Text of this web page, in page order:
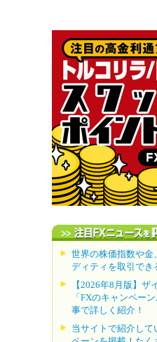
世界の株価指数や金
ディティを取引でき
【2026年8月版】ザ
「FXのキャンペー
事で詳しく紹介！
当サイトで紹介して